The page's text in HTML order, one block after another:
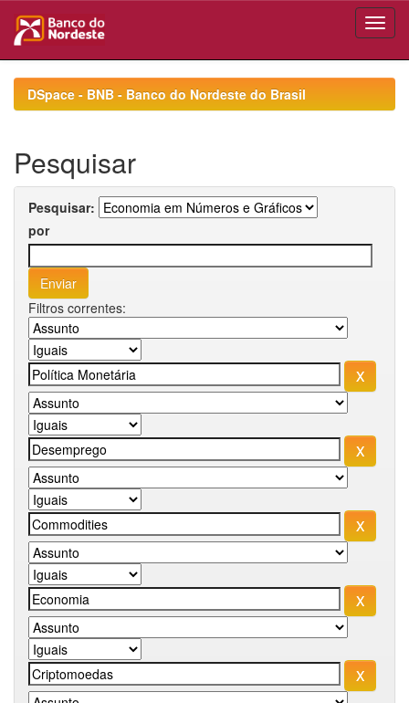
navigationDSpace - BNB - Banco do Nordeste do Brasil
Pesquisar
Pesquisar:
por
Filtros correntes: